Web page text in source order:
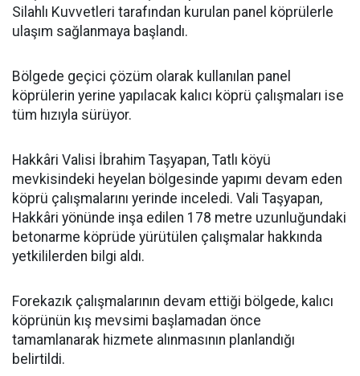
Silahlı Kuvvetleri tarafından kurulan panel köprülerle
ulaşım sağlanmaya başlandı.
Bölgede geçici çözüm olarak kullanılan panel
köprülerin yerine yapılacak kalıcı köprü çalışmaları ise
tüm hızıyla sürüyor.
Hakkâri Valisi İbrahim Taşyapan, Tatlı köyü
mevkisindeki heyelan bölgesinde yapımı devam eden
köprü çalışmalarını yerinde inceledi. Vali Taşyapan,
Hakkâri yönünde inşa edilen 178 metre uzunluğundaki
betonarme köprüde yürütülen çalışmalar hakkında
yetkililerden bilgi aldı.
Forekazık çalışmalarının devam ettiği bölgede, kalıcı
köprünün kış mevsimi başlamadan önce
tamamlanarak hizmete alınmasının planlandığı
belirtildi.